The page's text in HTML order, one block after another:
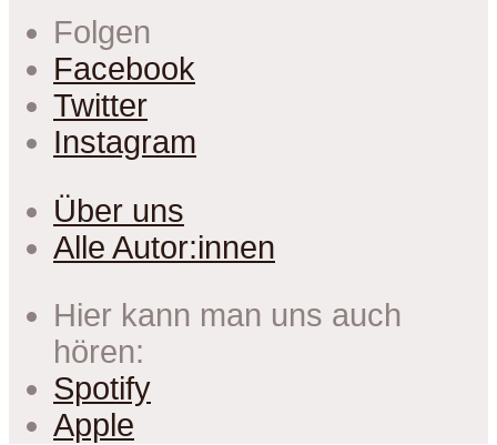
Folgen
Facebook
Twitter
Instagram
Über uns
Alle Autor:innen
Hier kann man uns auch
hören:
Spotify
Apple